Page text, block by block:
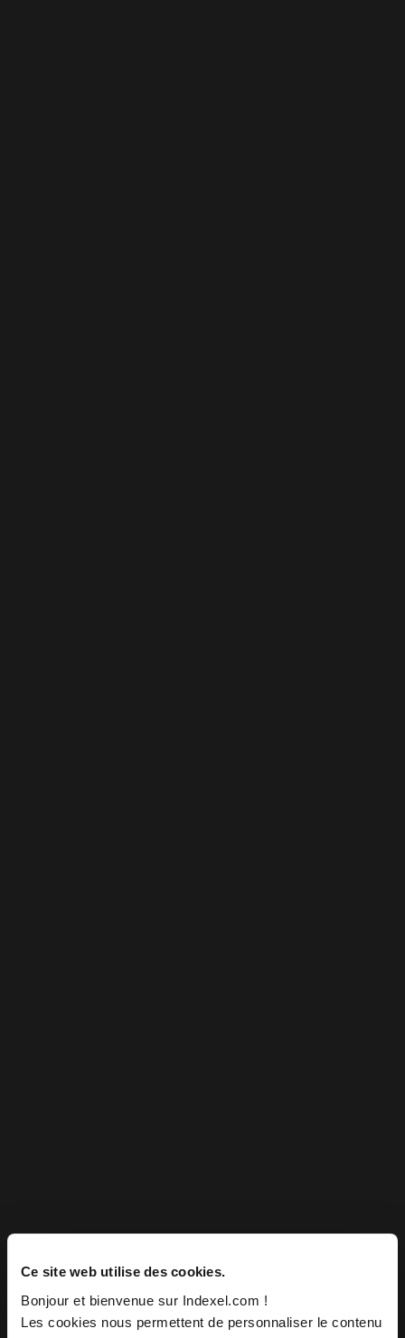
Ce site web utilise des cookies.
Bonjour et bienvenue sur Indexel.com !
Les cookies nous permettent de personnaliser le contenu